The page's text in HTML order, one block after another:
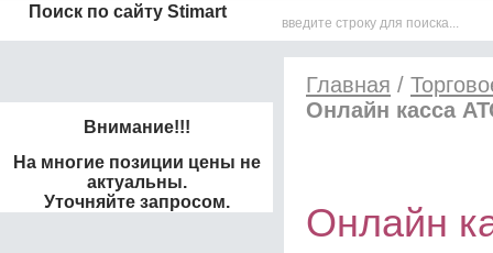
Поиск по сайту Stimart
Внимание!!!
На многие позиции цены не
актуальны.
Уточняйте запросом.
Главная /
Онлайн касса
Онлайн